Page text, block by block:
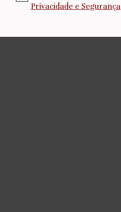
Privacidade e Segurança